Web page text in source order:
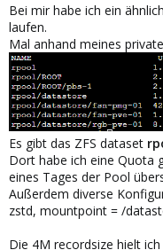
:Bei mir habe ich ein
laufen.
Mal anhand meines
Es gibt das ZFS dataset
Dort habe ich eine Quota
eines Tages der Pool
Außerdem diverse
zstd, mountpoint = /
Die 4M recordsize hielt